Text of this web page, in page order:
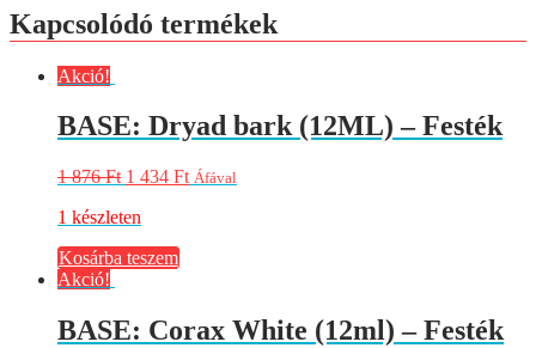
Kapcsolódó termékek
Akció!
BASE: Dryad bark (12ML) – Festék
1 876Ft 1 434 Ft Áfával
1 készleten
Kosárba teszem
Akció!
BASE: Corax White (12ml) – Festék